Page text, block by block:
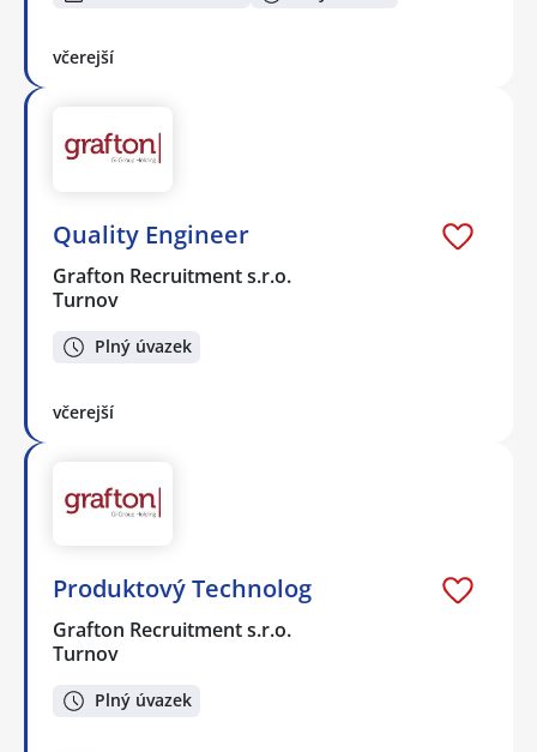
včerejší
Quality Engineer
Grafton Recruitment s.r.o.
Turnov
Plný úvazek
včerejší
Produktový Technolog
Grafton Recruitment s.r.o.
Turnov
Plný úvazek